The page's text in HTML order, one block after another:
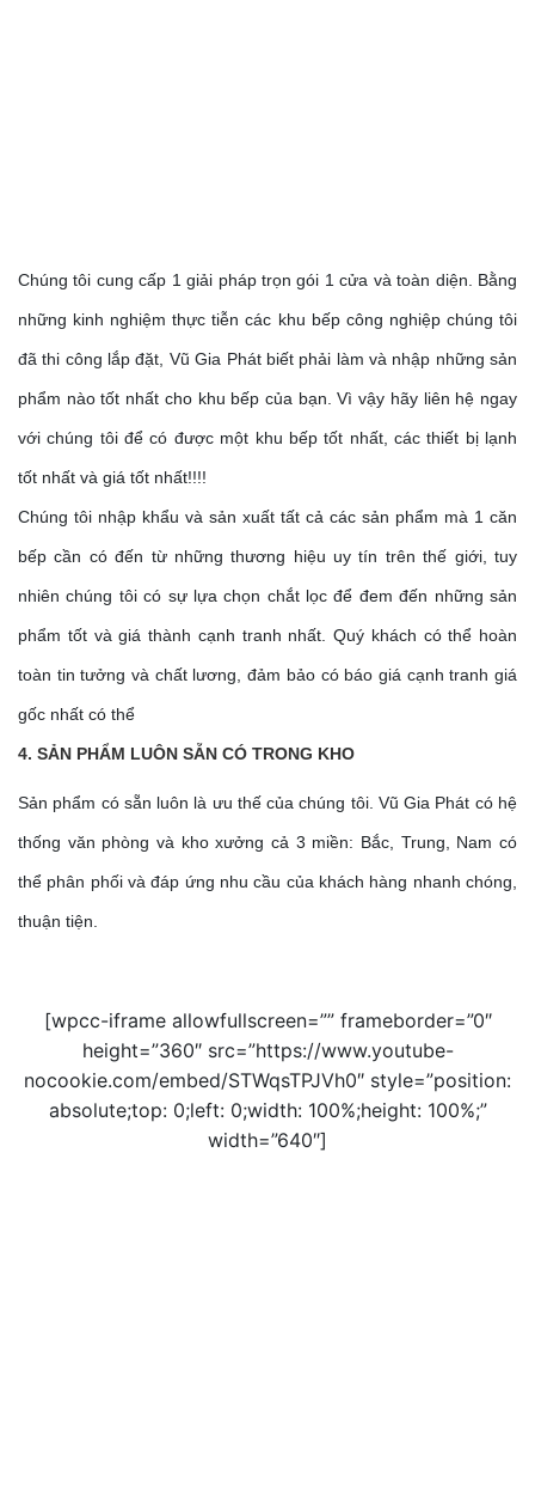
Chúng tôi cung cấp 1 giải pháp trọn gói 1 cửa và toàn diện. Bằng
những kinh nghiệm thực tiễn các khu bếp công nghiệp chúng tôi
đã thi công lắp đặt, Vũ Gia Phát biết phải làm và nhập những sản
phẩm nào tốt nhất cho khu bếp của bạn. Vì vậy hãy liên hệ ngay
với chúng tôi để có được một khu bếp tốt nhất, các thiết bị lạnh
tốt nhất và giá tốt nhất!!!!
Chúng tôi nhập khẩu và sản xuất tất cả các sản phẩm mà 1 căn
bếp cần có đến từ những thương hiệu uy tín trên thế giới, tuy
nhiên chúng tôi có sự lựa chọn chắt lọc để đem đến những sản
phẩm tốt và giá thành cạnh tranh nhất. Quý khách có thể hoàn
toàn tin tưởng và chất lương, đảm bảo có báo giá cạnh tranh giá
gốc nhất có thể
4. SẢN PHẨM LUÔN SẴN CÓ TRONG KHO
Sản phẩm có sẵn luôn là ưu thế của chúng tôi. Vũ Gia Phát có hệ
thống văn phòng và kho xưởng cả 3 miền: Bắc, Trung, Nam có
thể phân phối và đáp ứng nhu cầu của khách hàng nhanh chóng,
thuận tiện.
[wpcc-iframe allowfullscreen=”” frameborder=”0″
height=”360″ src=”https://www.youtube-
nocookie.com/embed/STWqsTPJVh0″ style=”position:
absolute;top: 0;left: 0;width: 100%;height: 100%;”
width=”640″]